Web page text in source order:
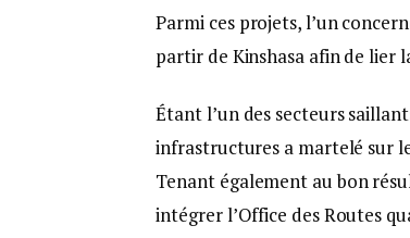
Parmi ces projets, l’un
partir de Kinshasa afin de lier
Étant l’un des secteurs
infrastructures a martelé sur
Tenant également au bon
intégrer l’Office des Routes